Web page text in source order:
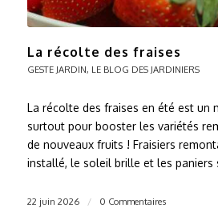
La récolte des fraises
GESTE JARDIN, LE BLOG DES JARDINIERS
La récolte des fraises en été est un
surtout pour booster les variétés
de nouveaux fruits ! Fraisiers
installé, le soleil brille et les paniers
22 juin 2026 / 0 Commentaires